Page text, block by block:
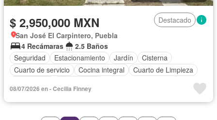
$ 2,950,000 MXN
Destacado
San José El Carpintero, Puebla
4 Recámaras
2.5 Baños
Seguridad
Estacionamiento Jardín
Cisterna
Cuarto de servicio
Cocina integral
Cuarto de Limpieza
08/07/2026 en - Cecilia Finney